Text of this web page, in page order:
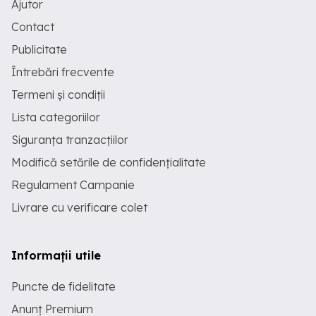
Ajutor
Contact
Publicitate
Întrebări frecvente
Termeni și condiții
Lista categoriilor
Siguranța tranzacțiilor
Modifică setările de confidențialitate
Regulament Campanie
Livrare cu verificare colet
Informații utile
Puncte de fidelitate
Anunț Premium